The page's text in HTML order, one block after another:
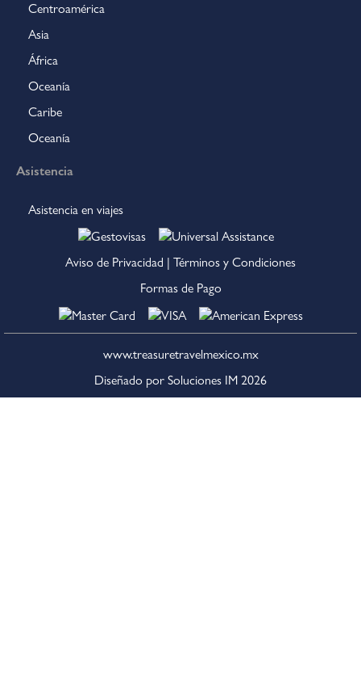
Centroamérica
Asia
África
Oceanía
Caribe
Oceanía
Asistencia
Asistencia en viajes
Aviso de Privacidad | Términos y Condiciones
Formas de Pago
www.treasuretravelmexico.mx
Diseñado por Soluciones IM 2026